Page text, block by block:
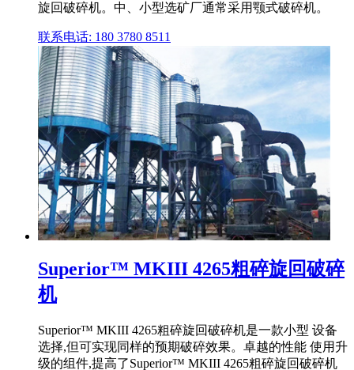
旋回破碎机。中、小型选矿厂通常采用颚式破碎机。
联系电话: 180 3780 8511
Superior™ MKIII 4265粗碎旋回破碎
机
Superior™ MKIII 4265粗碎旋回破碎机是一款小型 设备
选择,但可实现同样的预期破碎效果。卓越的性能 使用升
级的组件,提高了Superior™ MKIII 4265粗碎旋回破碎机